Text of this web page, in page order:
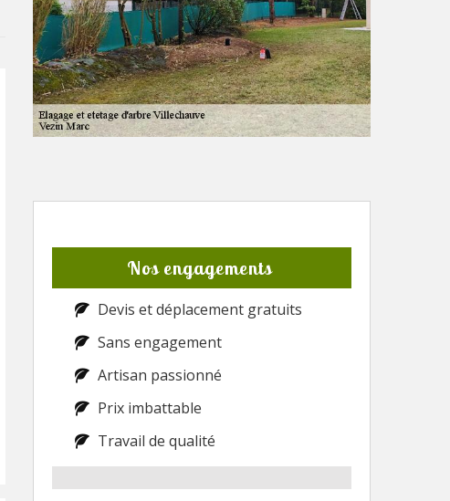
Nos engagements
Devis et déplacement gratuits
Sans engagement
Artisan passionné
Prix imbattable
Travail de qualité